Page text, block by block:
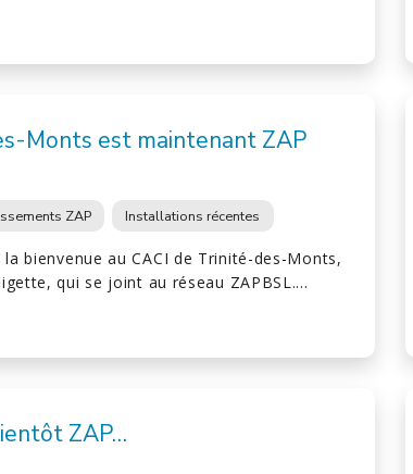
Monts est maintenant ZAP
ZAP Installations récentes
bienvenue au CACI de Trinité-des-Monts,
qui se joint au réseau ZAPBSL.…
ZAP…